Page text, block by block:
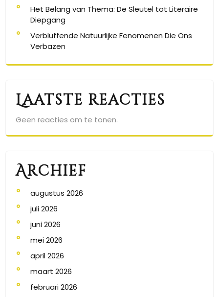
Het Belang van Thema: De Sleutel tot Literaire
Diepgang
Verbluffende Natuurlijke Fenomenen Die Ons
Verbazen
Laatste reacties
Geen reacties om te tonen.
Archief
augustus 2026
juli 2026
juni 2026
mei 2026
april 2026
maart 2026
februari 2026